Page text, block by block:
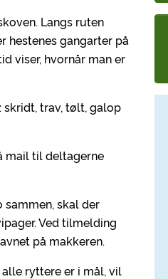
Langs ruten
hestenes gangarter på
viser, hvornår man er
trav, tølt, galop
mail til deltagerne
sammen, skal der
Ved tilmelding
på makkeren.
ryttere er i mål, vil